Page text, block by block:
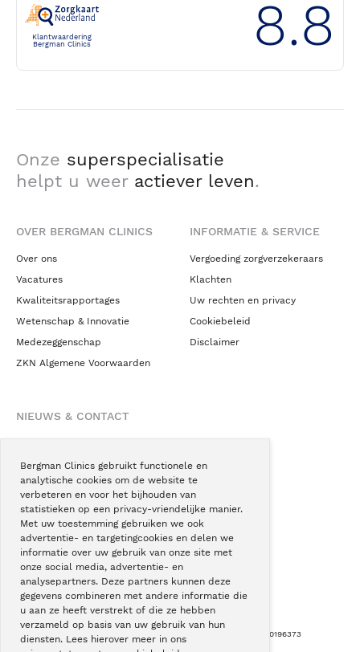
Bergman Clinics gebruikt functionele en
analytische cookies om de website te
verbeteren en voor het bijhouden van
statistieken op een privacy-vriendelijke manier.
Met uw toestemming gebruiken we ook
advertentie- en targetingcookies en delen we
informatie over uw gebruik van onze site met
onze social media, advertentie- en
analysepartners. Deze partners kunnen deze
gegevens combineren met andere informatie die
u aan ze heeft verstrekt of die ze hebben
verzameld op basis van uw gebruik van hun
diensten. Lees hierover meer in ons
Klantwaardering
Bergman Clinics
8.8
Onze superspecialisatie
helpt u weer actiever leven.
OVER BERGMAN CLINICS
Over ons
Vacatures
Kwaliteitsrapportages
Wetenschap & Innovatie
Medezeggenschap
ZKN Algemene Voorwaarden
INFORMATIE & SERVICE
Vergoeding zorgverzekeraars
Klachten
Uw rechten en privacy
Cookiebeleid
Disclaimer
NIEUWS & CONTACT
Blogs
Podcast
Pressroom
Instagram
Facebook
LinkedIn
Copyright © Bergman Clinics 2026 KVK nummer: 30196373